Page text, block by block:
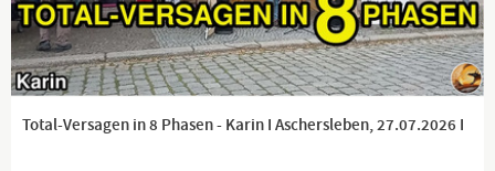
Total-Versagen in 8 Phasen - Karin I Aschersleben, 27.07.2026 I